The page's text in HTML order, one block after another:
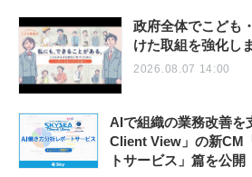
政府全体でこども
けた取組を強化し
2026.08.07 14:00
AIで組織の業務改善を
Client View」の新CM
トサービス」篇を公開